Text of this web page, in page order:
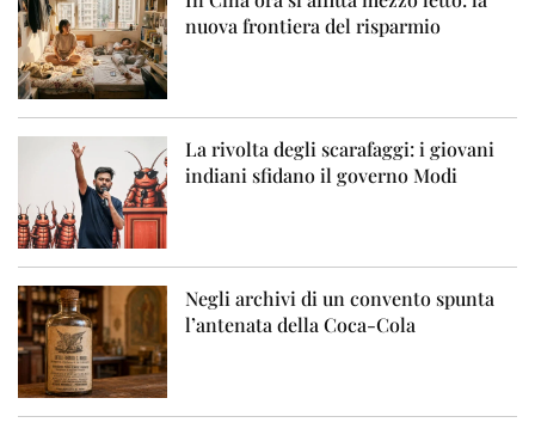
nuova frontiera del risparmio
La rivolta degli scarafaggi: i giovani
indiani sfidano il governo Modi
Negli archivi di un convento spunta
l’antenata della Coca-Cola